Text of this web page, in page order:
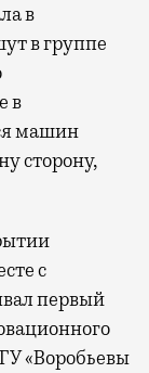
в
в группе
в
машин
сторону,
с
первый
«Воробьевы